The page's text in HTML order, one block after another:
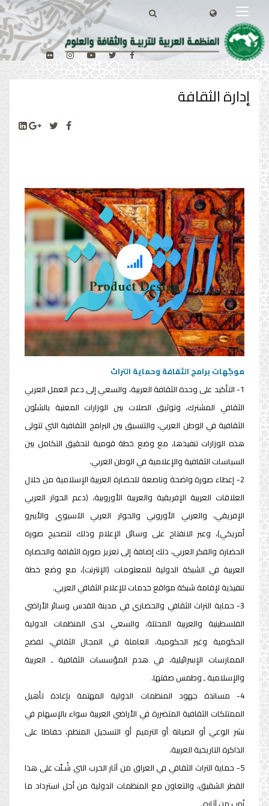
إدارة الثقافة
Product Design
Product Design
Successful businesses have many things in common,
today we’ll look at the big ‘R’of recognitional advertising
network may help.
Recognition can be illustrated by two individuals entering
a crowded room at a party.
موجّهات برامج الثقافة وحماية التراث
1- التأكيد على وحدة الثقافة العربية، والسعي إلى دعم العمل العربي
الثقافي المشترك، وتوثيق الصلات بين الوزارات المعنية بالشئون
الثقافية في الوطن العربي، والتنسيق بين البرامج الثقافية التي تتولى
هذه الوزارات تنفيذها، مع وضع خطة قومية لتحقيق التكامل بين
السياسات الثقافية والإعلامية في الوطن العربي.
2- إعطاء صورة واضحة وناصعة للحضارة العربية الإسلامية من خلال
العلاقات العربية الإفريقية والعربية الأوروبية، (دعم الحوار العربي
الإفريقي، والعربي الأوروبي والحوار العربي الآسيوي والأيبرو
أمريكي)، وعبر الانفتاح على وسائل الإعلام وذلك لتصحيح صورة
الحضارة والفكر العربي، ذلك إضافة إلى تعزيز صورة الثقافة والحضارة
العربية في الشبكة الدولية للمعلومات (الإنترنت)، مع وضع خطة
تنفيذية لإقامة شبكة مواقع خدمات للإعلام الثقافي العربي.
3- حماية التراث الثقافي والحضاري في مدينة القدس وسائر الأراضي
الفلسطينية والعربية المحتلة، والسعي لدى المنظمات الدولية
الحكومية وغير الحكومية، العاملة في المجال الثقافي، لفضح
الممارسات الإسرائيلية، في هدم المؤسسات الثقافية ـ العربية
والإسلامية ـ وطمس صفتها.
4- مساندة جهود المنظمات الدولية المهتمة بإعادة تأهيل
الممتلكات الثقافية المتضررة في الأراضي العربية سواء بالإسهام في
نشر الوعي أو الصيانة أو الترميم أو التسجيل المنظم، حفاظا على
الذاكرة التاريخية العربية.
5- حماية التراث الثقافي في العراق من آثار الحرب التي شُـنّت على هذا
القطر الشقيق، والتعاون مع المنظمات الدولية من أجل استرداد ما